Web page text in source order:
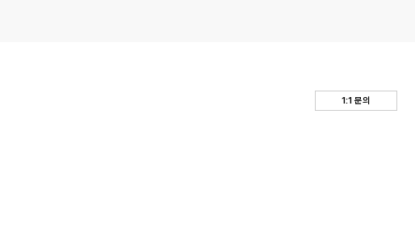
1:1 문의